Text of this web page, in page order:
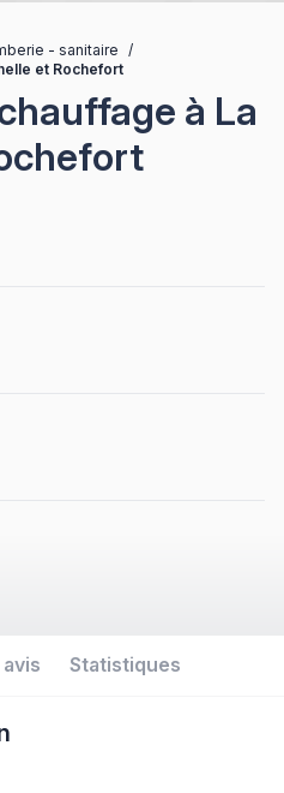
- sanitaire
/
et Rochefort
à La
Statistiques